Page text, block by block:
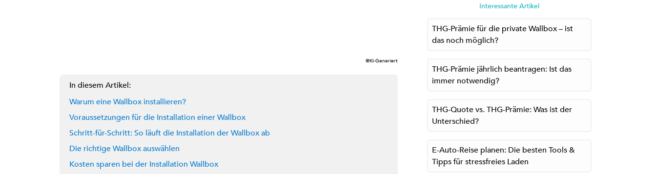
@KI-Generiert
In diesem Artikel:
Warum eine Wallbox installieren?
Voraussetzungen für die Installation einer Wallbox
Schritt-für-Schritt: So läuft die Installation der Wallbox ab
Die richtige Wallbox auswählen
Kosten sparen bei der Installation Wallbox
Interessante Artikel
THG-Prämie für die private Wallbox – ist
das noch möglich?
THG-Prämie jährlich beantragen: Ist das
immer notwendig?
THG-Quote vs. THG-Prämie: Was ist der
Unterschied?
E-Auto-Reise planen: Die besten Tools &
Tipps für stressfreies Laden